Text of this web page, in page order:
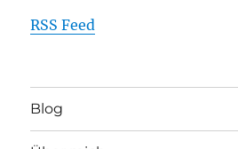
RSS Feed
Blog